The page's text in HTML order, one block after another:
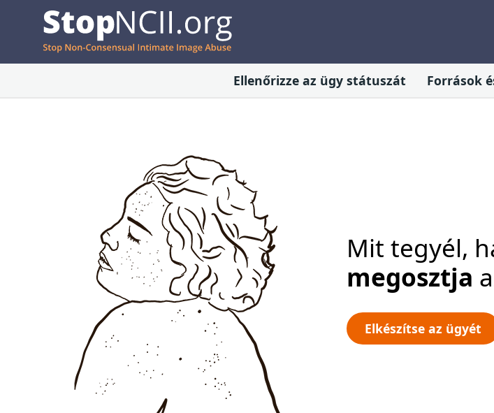
Ellenőrizze az ügy státuszát Források
Mit tegyél,
megosztja
Elkészítse az ügyét